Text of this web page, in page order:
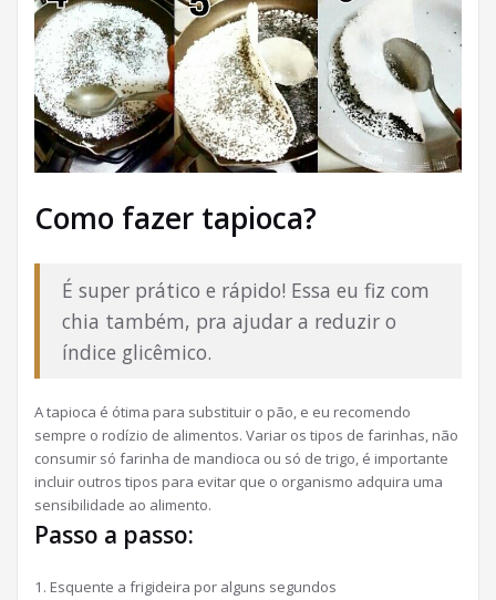
Como fazer tapioca?
É super prático e rápido! Essa eu fiz com
chia também, pra ajudar a reduzir o
índice glicêmico.
A tapioca é ótima para substituir o pão, e eu recomendo
sempre o rodízio de alimentos. Variar os tipos de farinhas, não
consumir só farinha de mandioca ou só de trigo, é importante
incluir outros tipos para evitar que o organismo adquira uma
sensibilidade ao alimento.
Passo a passo:
1. Esquente a frigideira por alguns segundos